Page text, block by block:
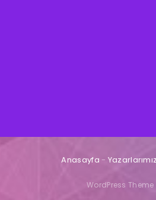
Anasayfa - Yazarlarımız
WordPress Theme